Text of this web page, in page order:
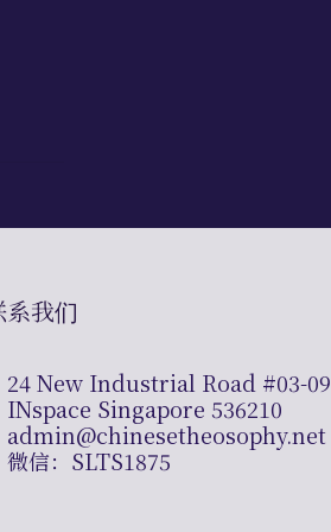
系我们
24 New Industrial Road #03-09
INspace Singapore 536210
admin@chinesetheosophy.net
微信：SLTS1875